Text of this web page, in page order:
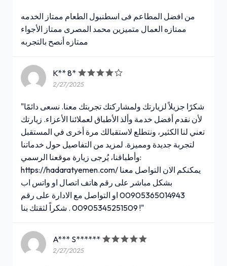
من افضل المطاعم فى اسطنبول الطعام ممتاز الخدمه
ممتازه العمال متميزين محمد المصرى ممتاز الأجواء
ممتازه أنصح بالتجربه
K** 8*
2/27/2025
"شكرًا جزيلاً لزيارتك ولمشاركتك تجربتك معنا. نسعى دائمًا
لأن نقدم أفضل خدمة وألذ الأطباق لعملائنا الأعزاء. زيارتك
تعني لنا الكثير، ونتطلع لاستقبالك مرة أخرى في المستقبل
لتجربة جديدة ومميزة. لمزيد من التفاصيل حول خدماتنا
وأطباقنا، يُرجى زيارة موقعنا الرسمي:
https://hadaratyemen.com/ يمكنكم الان التواصل معنا
بشكل مباشر على رقم هاتف اتصال او واتس اب
00905365014943 او التواصل مع الادارة على رقم
00905345251509 . شكراً لثقتك بنا !"
A*** S******
2/27/2025